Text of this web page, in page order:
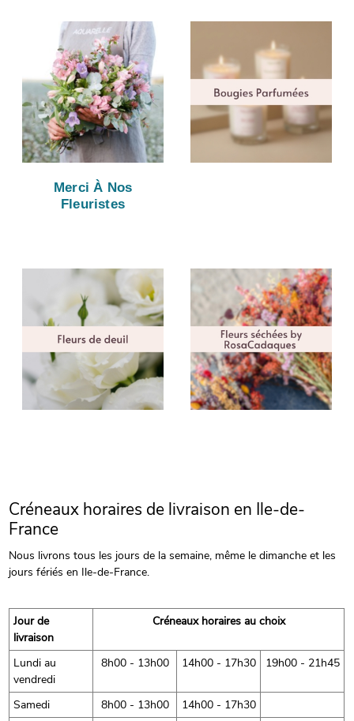
Merci À Nos
Fleuristes
Créneaux horaires de livraison en Ile-de-
France
Nous livrons tous les jours de la semaine, même le dimanche et les
jours fériés en Ile-de-France.
Jour de
livraison
Créneaux horaires au choix
Lundi au
vendredi
8h00 - 13h00 14h00 - 17h30 19h00 - 21h45
Samedi 8h00 - 13h00
14h00 - 17h30